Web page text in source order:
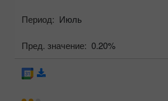
Период: Июль
Пред. значение: 0.20%